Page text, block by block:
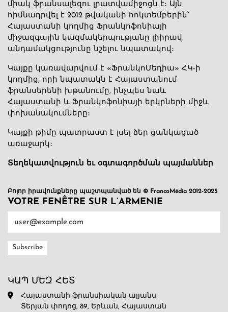
միակ ֆրանսալեզու լրատվամիջոցն է։ Այն
հիմնադրվել է 2012 թվականի հոկտեմբերին՝
Հայաստանի կողմից Ֆրանկոֆոնիայի
միջազգային կազմակերպությանը լիիրավ
անդամակցությունը նշելու նպատակով։
Կայքը կառավարվում է «ՖրանկոՄեդիա» ՀԿ-ի
կողմից, որի նպատակն է Հայաստանում
ֆրանսերենի խթանումը, ինչպես նաև
Հայաստանի և Ֆրանկոֆոնիայի երկրների միջև
փոխանակումները։
Կայքի թիմը պատրաստ է լսել ձեր ցանկացած
առաջարկ։
Տեղեկատվություն եւ օգտագործման պայմաններ
Բոլոր իրավունքները պաշտպանված են © FrancoMédia 2012-2025
VOTRE FENÊTRE SUR L’ARMENIE
ԿԱՊ ՄԵԶ ՀԵՏ
Հայաստանի ֆրանսիական ալյանս
Տերյան փողոց, 89, Երևան, Հայաստան